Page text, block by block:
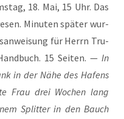
18. Mai, 15 Uhr. Das
Minu­ten spä­ter wur­
für Herrn Tru­
15 Sei­ten. — In
in der Nähe des Hafens
Frau drei Wochen lang
Split­ter in den Bauch